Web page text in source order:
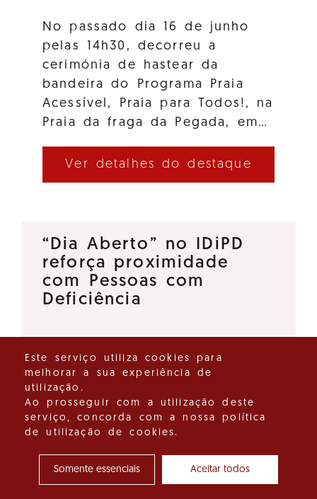
No passado dia 16 de junho
pelas 14h30, decorreu a
cerimónia de hastear da
bandeira do Programa Praia
Acessível, Praia para Todos!, na
Praia da fraga da Pegada, em…
Ver detalhes do destaque
“Dia Aberto” no IDiPD
reforça proximidade
com Pessoas com
Deficiência
Pessoas com Deficiência (IDiPD)
lançou a iniciativa “Dia Aberto”,
um espaço de diálogo direto
que tem como objetivo
reforçar a proximidade entre…
Ver detalhes do destaque
Este serviço utiliza cookies para
melhorar a sua experiência de
utilização.
Ao prosseguir com a utilização deste
serviço, concorda com a nossa política
de utilização de cookies.
Somente essenciais Aceitar todos